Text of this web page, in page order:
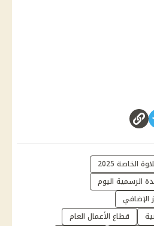
الخاصة 2025
الرسمية اليوم
الإضافي
قطاع الأعمال العام